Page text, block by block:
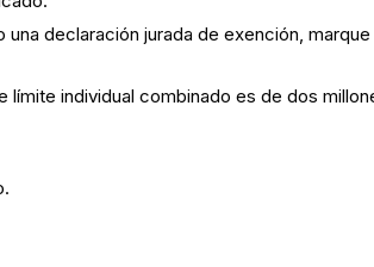
declaración jurada de exención,
individual combinado es de dos